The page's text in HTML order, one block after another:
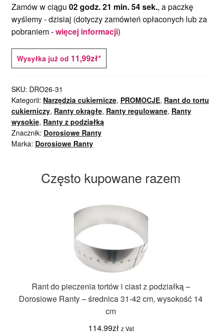
Zamów w ciągu 02 godz. 21 min. 53 sek., a paczkę
wyślemy -dzisiaj (dotyczy zamówień opłaconych lub za
pobraniem -więcej informacji)
Wysyłka już od 11,99zł*
SKU: DRO26-31
Kategorii: Narzędzia cukiernicze, PROMOCJE, Rant do tortu
cukierniczy, Ranty okrągłe, Ranty regulowane, Ranty
wysokie, Ranty z podziałką
Znacznik: Dorosiowe Ranty
Marka: Dorosiowe Ranty
Często kupowane razem
Rant do pieczenia tortów i ciast z podziałką –
Dorosiowe Ranty – średnica 31-42 cm, wysokość 14
cm
114.99zł z Vat